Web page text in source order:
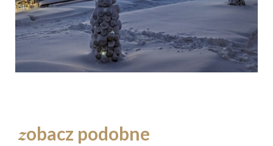
zobacz podobne